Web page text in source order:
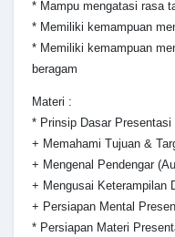
* Mampu mengatasi rasa
* Memiliki kemampuan
* Memiliki kemampuan
beragam
Materi :
* Prinsip Dasar
+ Memahami Tujuan &
+ Mengenal Pendengar
+ Mengusai Keterampilan
+ Persiapan Mental
* Persiapan Materi